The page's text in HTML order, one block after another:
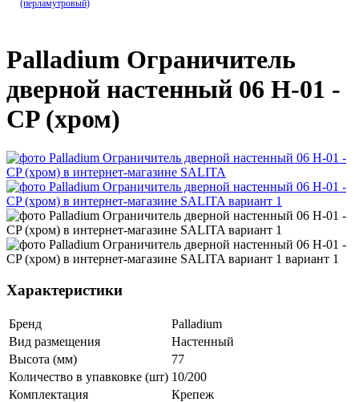
(перламутровый)
Palladium Ограничитель
дверной настенный 06 H-01 -
CP (хром)
Характеристики
Бренд
Palladium
Вид размещения
Настенный
Высота (мм)
77
Количество в упавковке (шт) 10/200
Комплектация
Крепеж